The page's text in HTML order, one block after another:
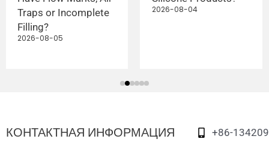
Traps or Incomplete
Filling?
2026-08-05
2026-08-04
КОНТАКТНАЯ ИНФОРМАЦИЯ
+86-